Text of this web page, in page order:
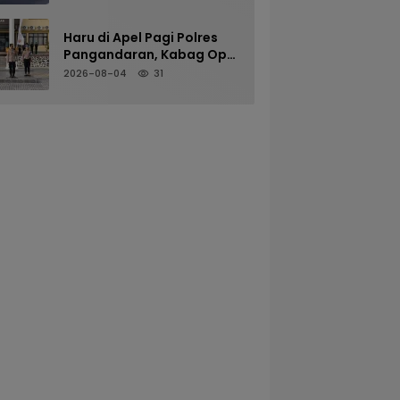
Haru di Apel Pagi Polres
Pangandaran, Kabag Ops
Pamit Jelang Purna Tugas
2026-08-04 31